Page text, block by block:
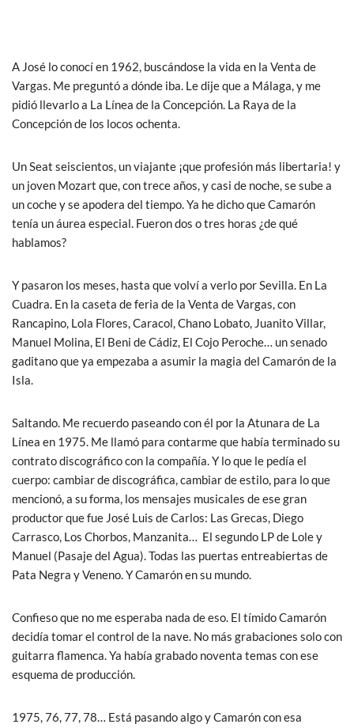
A José lo conocí en 1962, buscándose la vida en la Venta de
Vargas. Me preguntó a dónde iba. Le dije que a Málaga, y me
pidió llevarlo a La Línea de la Concepción. La Raya de la
Concepción de los locos ochenta.
Un Seat seiscientos, un viajante ¡que profesión más libertaria! y
un joven Mozart que, con trece años, y casi de noche, se sube a
un coche y se apodera del tiempo. Ya he dicho que Camarón
tenía un áurea especial. Fueron dos o tres horas ¿de qué
hablamos?
Y pasaron los meses, hasta que volví a verlo por Sevilla. En La
Cuadra. En la caseta de feria de la Venta de Vargas, con
Rancapino, Lola Flores, Caracol, Chano Lobato, Juanito Villar,
Manuel Molina, El Beni de Cádiz, El Cojo Peroche… un senado
gaditano que ya empezaba a asumir la magia del Camarón de la
Isla.
Saltando. Me recuerdo paseando con él por la Atunara de La
Línea en 1975. Me llamó para contarme que había terminado su
contrato discográfico con la compañía. Y lo que le pedía el
cuerpo: cambiar de discográfica, cambiar de estilo, para lo que
mencionó, a su forma, los mensajes musicales de ese gran
productor que fue José Luis de Carlos: Las Grecas, Diego
Carrasco, Los Chorbos, Manzanita… El segundo LP de Lole y
Manuel (Pasaje del Agua). Todas las puertas entreabiertas de
Pata Negra y Veneno. Y Camarón en su mundo.
Confieso que no me esperaba nada de eso. El tímido Camarón
decidía tomar el control de la nave. No más grabaciones solo con
guitarra flamenca. Ya había grabado noventa temas con ese
esquema de producción.
1975, 76, 77, 78… Está pasando algo y Camarón con esa